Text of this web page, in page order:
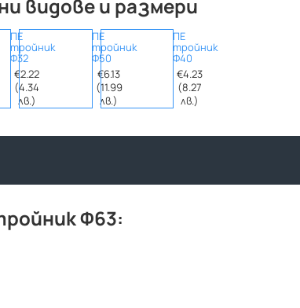
видове и размери
ПЕ
тройник
Ф32
€2.22
(4.34
лв.)
ПЕ
тройник
Ф50
€6.13
(11.99
лв.)
ПЕ
тройник
Ф40
€4.23
(8.27
лв.)
Ф63: